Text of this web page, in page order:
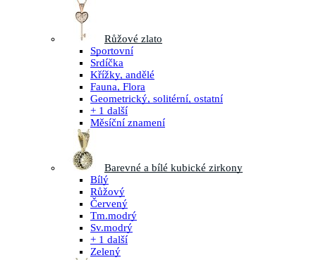
Růžové zlato
Sportovní
Srdíčka
Křížky, andělé
Fauna, Flora
Geometrický, solitérní, ostatní
+ 1 další
Měsíční znamení
Barevné a bílé kubické zirkony
Bílý
Růžový
Červený
Tm.modrý
Sv.modrý
+ 1 další
Zelený